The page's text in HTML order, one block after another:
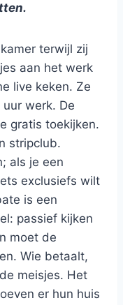
terwijl zij
aan het werk
live keken. Ze
werk. De
gratis toekijken.
stripclub.
als je een
exclusiefs wilt
is een
passief kijken
moet de
Wie betaalt,
meisjes. Het
er hun huis